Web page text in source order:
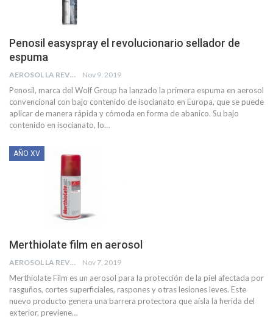
Penosil easyspray el revolucionario sellador de
espuma
AEROSOL LA REVISTA Nov 9, 2019
Penosil, marca del Wolf Group ha lanzado la primera espuma en aerosol
convencional con bajo contenido de isocianato en Europa, que se puede
aplicar de manera rápida y cómoda en forma de abanico. Su bajo
contenido en isocianato, lo…
AÑO XV
Merthiolate film en aerosol
AEROSOL LA REVISTA Nov 7, 2019
Merthiolate Film es un aerosol para la protección de la piel afectada por
rasguños, cortes superficiales, raspones y otras lesiones leves. Este
nuevo producto genera una barrera protectora que aísla la herida del
exterior, previene…